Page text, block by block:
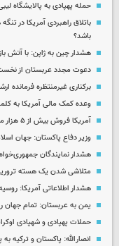
حمله پهپادی به پالایشگاه
باتلاق راهبردی آمریکا در
باشد؟
هشدار چین به ژاپن: با آتش
دعوت مجدد عربستان از
برکناری غیرمنتظره فرمانده
وعده کمک مالی آمریکا به
آمریکا فروش بیش از ۵ هزار موشک پاتریوت به چند کشور عربی را تائید کرد
وزیر دفاع پاکستان: جهان
هشدار نمایندگان
متلاشی شدن یک هسته
هشدار اطلاعاتی آمریکا:
یمن به عربستان: تمام جهان
حملات پهپادی و شهپادی
انصارالله: پاکستان و ترکیه